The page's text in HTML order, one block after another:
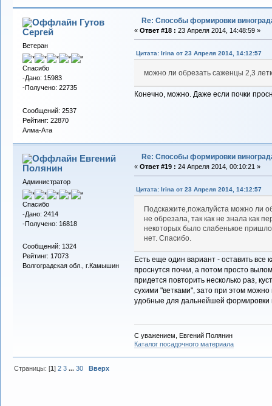
Гутов
Сергей
Ветеран
Спасибо
-Дано: 15983
-Получено: 22735
Сообщений: 2537
Рейтинг: 22870
Алма-Ата
Re: Способы формировки
« Ответ #18 : 23 Апреля 2014, 14:48:59 »
Цитата: Irina от 23 Апреля 2014, 14:12:57
можно ли обрезать саженцы 2,3
Конечно, можно. Даже если почки
Евгений
Полянин
Администратор
Спасибо
-Дано: 2414
-Получено: 16818
Сообщений: 1324
Рейтинг: 17073
Волгоградская обл., г.Камышин
Re: Способы формировки
« Ответ #19 : 24 Апреля 2014, 00:10:21 »
Цитата: Irina от 23 Апреля 2014, 14:12:57
Подскажите,пожалуйста можно ли
не обрезала, так как не знала как
некоторых было слабенькое
нет. Спасибо.
Есть еще один вариант - оставить все
проснутся почки, а потом просто
придется повторить несколько раз,
сухими "ветками", зато при этом
удобные для дальнейшей формировки
С уважением, Евгений Полянин
Каталог посадочного материала
Страницы: [1]2 3 ...30 Вверх